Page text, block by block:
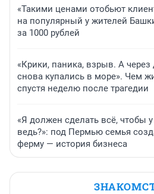
«Такими ценами отобьют
на популярный у жителей
за 1000 рублей
«Крики, паника, взрыв. А
снова купались в море». Чем
спустя неделю после трагедии
«Я должен сделать всё, чтобы
ведь?»: под Пермью семья
ферму — история бизнеса